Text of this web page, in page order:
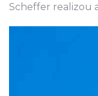
Scheffer realizou